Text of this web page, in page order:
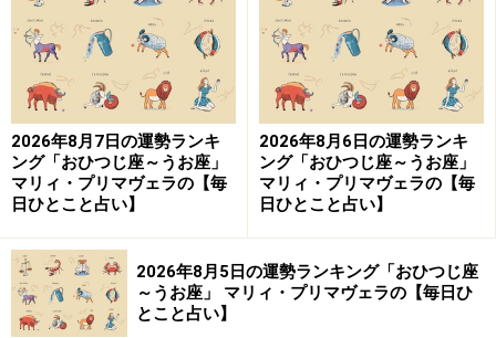
なあなあ、まあまあ、
ゆるっと着地。
決着をつけないことが、今週を乗り切るカギとなるでし
ょう。
どっちつかずのまま、曖昧さを残しておくのです。何事
にも白黒をつけたい性格ですから、イラッとしそうです
が、そこは人生修行と割り切って。なりゆきに任せ、ど
っちでもいいことにしておくと、ベストな形に収まるで
しょう。
2026年8月7日の運勢ランキ
ング「おひつじ座～うお座」
マリィ・プリマヴェラの【毎
日ひとこと占い】
2026年8月6日の運勢ランキ
ング「おひつじ座～うお座」
マリィ・プリマヴェラの【毎
日ひとこと占い】
2026年8月5日の運勢ランキング「おひつじ座
～うお座」 マリィ・プリマヴェラの【毎日ひ
とこと占い】